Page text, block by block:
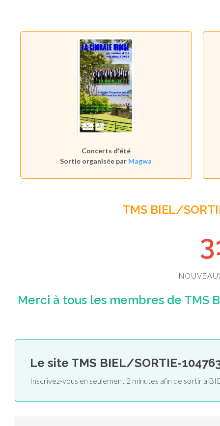
Concerts d'été
Sortie organisée par Magwa
TMS BIEL/
Merci à tous les membres de TMS
Le site TMS BIEL/SORTIE-
Inscrivez-vous en seulement 2 minutes afin de sortir à